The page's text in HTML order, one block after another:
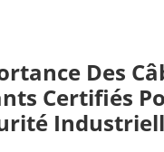
Des
Certifiés